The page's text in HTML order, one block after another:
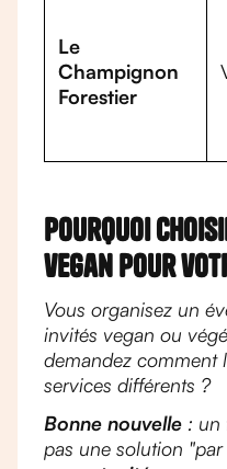
Le
Champignon
Forestier
Pourquoi
vegan pour
Vous organisez un
invités vegan ou
demandez comment
services différents ?
Bonne nouvelle : un
pas une solution